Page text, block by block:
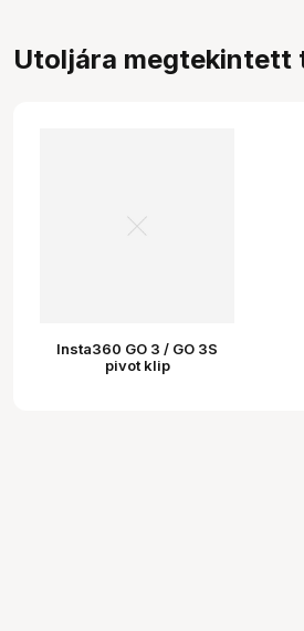
Utoljára megtekintett
Insta360 GO 3 / GO 3S
pivot klip